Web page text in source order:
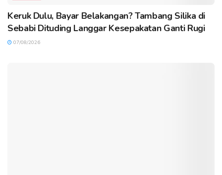
Keruk Dulu, Bayar Belakangan? Tambang Silika di
Sebabi Dituding Langgar Kesepakatan Ganti Rugi
07/08/2026